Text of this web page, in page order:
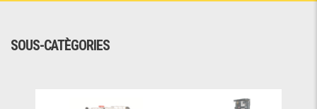
SOUS-CATÈGORIES